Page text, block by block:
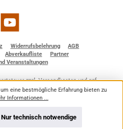
YouTube
Widerrufsbelehrung
AGB
Abverkaufliste
Partner
Veranstaltungen
zzgl.Versandkostenund ggf.
nicht anders angegeben.
vorbehalten. Theme by
eine bestmögliche Erfahrung bieten zu
Informationen ...
Nur technisch notwendige